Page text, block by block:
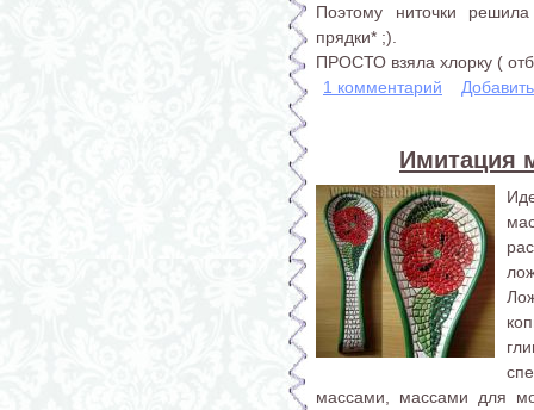
Поэтому ниточки решила
прядки* ;).
ПРОСТО взяла хлорку (
1 комментарий
Имитация
массами, массами для